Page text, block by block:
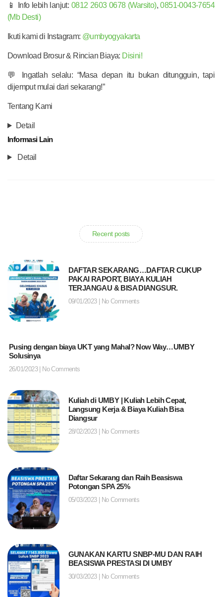
📱 Info lebih lanjut: 0812 2603 0678 (Warsito),0851-0043-7654
(Mb Desti)
Ikuti kami di Instagram: @umbyogyakarta
Download Brosur & Rincian Biaya: Disini!
💬 Ingatlah selalu: “Masa depan itu bukan ditungguin, tapi
dijemput mulai dari sekarang!”
Tentang Kami
Detail
Informasi Lain
Detail
Recent posts
DAFTAR SEKARANG…DAFTAR CUKUP
PAKAI RAPORT, BIAYA KULIAH
TERJANGAU & BISA DIANGSUR.
09/01/2023 No Comments
Pusing dengan biaya UKT yang Mahal? Now Way…UMBY
Solusinya
26/01/2023 No Comments
Kuliah di UMBY | Kuliah Lebih Cepat,
Langsung Kerja & Biaya Kuliah Bisa
Diangsur
28/02/2023 No Comments
Daftar Sekarang dan Raih Beasiswa
Potongan SPA 25%
05/03/2023 No Comments
GUNAKAN KARTU SNBP-MU DAN RAIH
BEASISWA PRESTASI DI UMBY
30/03/2023 No Comments